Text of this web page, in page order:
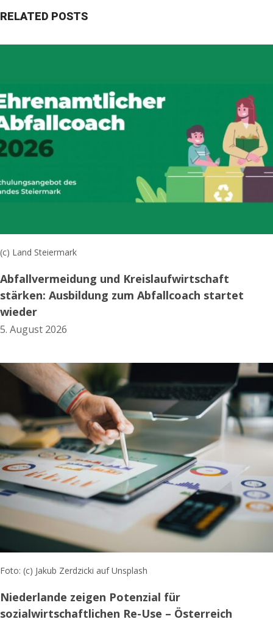
RELATED POSTS
(c) Land Steiermark
Abfallvermeidung und Kreislaufwirtschaft
stärken: Ausbildung zum Abfallcoach startet
wieder
5. August 2026
Foto: (c) Jakub Zerdzicki auf Unsplash
Niederlande zeigen Potenzial für
sozialwirtschaftlichen Re-Use – Österreich